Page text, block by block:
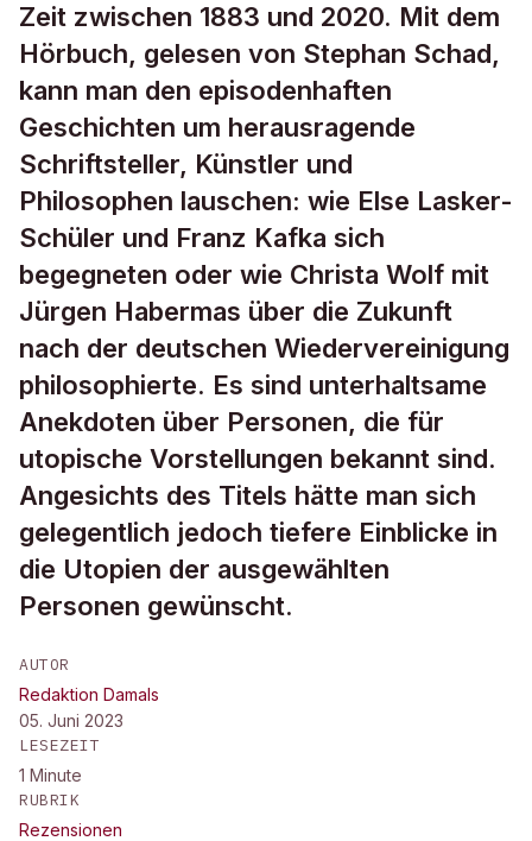
Zeit zwischen 1883 und 2020. Mit dem
Hörbuch, gelesen von Stephan Schad,
kann man den episodenhaften
Geschichten um herausragende
Schriftsteller, Künstler und
Philosophen lauschen: wie Else Lasker-
Schüler und Franz Kafka sich
begegneten oder wie Christa Wolf mit
Jürgen Habermas über die Zukunft
nach der deutschen Wiedervereinigung
philosophierte. Es sind unterhaltsame
Anekdoten über Personen, die für
utopische Vorstellungen bekannt sind.
Angesichts des Titels hätte man sich
gelegentlich jedoch tiefere Einblicke in
die Utopien der ausgewählten
Personen gewünscht.
AUTOR
Redaktion Damals
05. Juni 2023
LESEZEIT
1 Minute
RUBRIK
Rezensionen